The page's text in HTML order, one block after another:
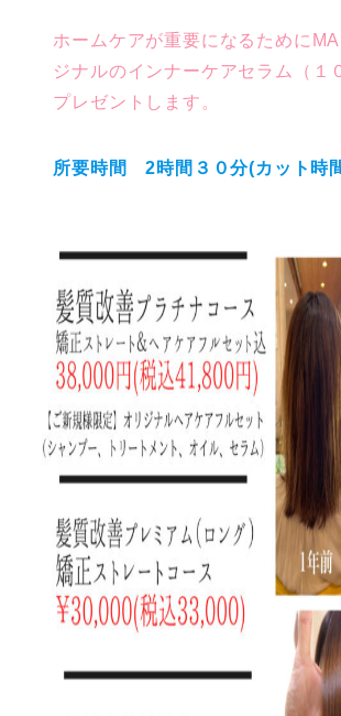
ホームケアが重要になるために
ジナルのインナーケアセラム（１
プレゼントします。
所要時間 2時間３０分(カット時